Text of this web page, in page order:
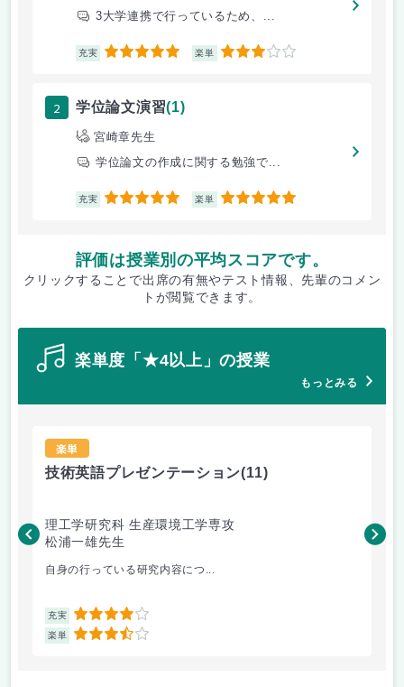
3大学連携で行っているため、...
充実 5 楽単 3
2 学位論文演習(1)
宮崎章先生
学位論文の作成に関する勉強で...
充実 5 楽単 5
評価は授業別の平均スコアです。
クリックすることで出席の有無やテスト情報、先輩のコメン
トが閲覧できます。
楽単度「★4以上」の授業
もっとみる
楽単
技術英語プレゼンテーション(11)
理工学研究科 生産環境工学専攻
松浦一雄先生
自身の行っている研究内容につ...
充実 4
楽単 3.5
黄